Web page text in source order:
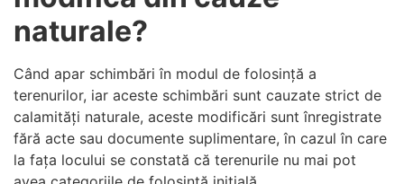
naturale?
Când apar schimbări în modul de folosință a
terenurilor, iar aceste schimbări sunt cauzate strict de
calamități naturale, aceste modificări sunt înregistrate
fără acte sau documente suplimentare, în cazul în care
la fața locului se constată că terenurile nu mai pot